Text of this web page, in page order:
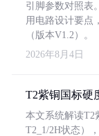
引脚参数对照表
用电路设计要点
（版本V1.2）。
2026年8月4日
T2紫铜国标硬
本文系统解读T2
T2_1/2H状态）